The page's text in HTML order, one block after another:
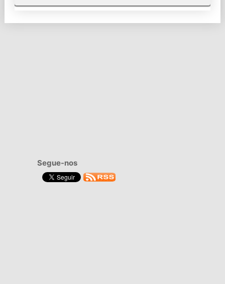
Segue-nos